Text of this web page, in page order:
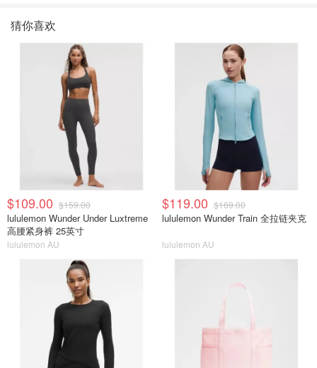
猜你喜欢
$109.00 $159.00
lululemon Wunder Under Luxtreme
高腰紧身裤 25英寸
lululemon AU
$119.00 $169.00
lululemon Wunder Train 全拉链夹克
lululemon AU